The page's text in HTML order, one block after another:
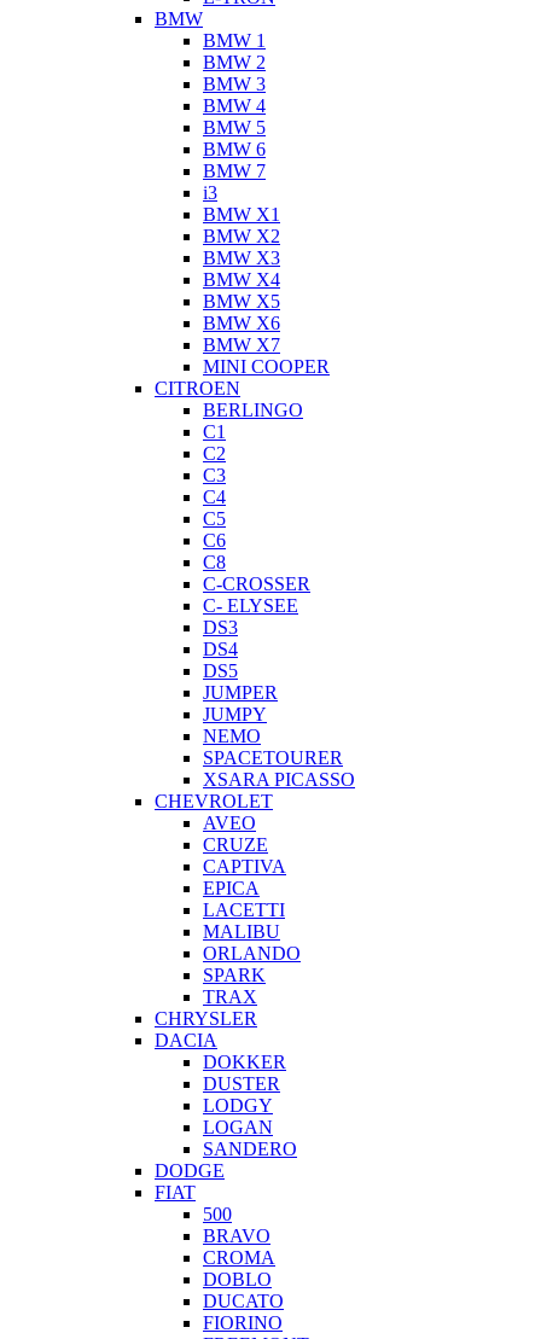
BMW
BMW 1
BMW 2
BMW 3
BMW 4
BMW 5
BMW 6
BMW 7
i3
BMW X1
BMW X2
BMW X3
BMW X4
BMW X5
BMW X6
BMW X7
MINI COOPER
CITROEN
BERLINGO
C1
C2
C3
C4
C5
C6
C8
C-CROSSER
C- ELYSEE
DS3
DS4
DS5
JUMPER
JUMPY
NEMO
SPACETOURER
XSARA PICASSO
CHEVROLET
AVEO
CRUZE
CAPTIVA
EPICA
LACETTI
MALIBU
ORLANDO
SPARK
TRAX
CHRYSLER
DACIA
DOKKER
DUSTER
LODGY
LOGAN
SANDERO
DODGE
FIAT
500
BRAVO
CROMA
DOBLO
DUCATO
FIORINO